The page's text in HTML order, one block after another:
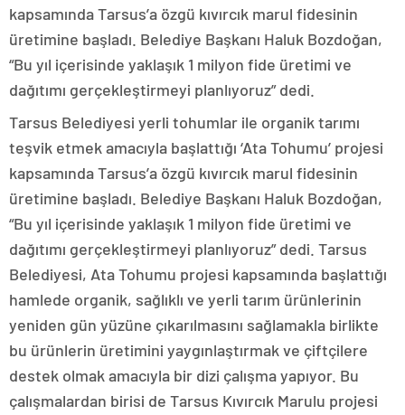
kapsamında Tarsus’a özgü kıvırcık marul fidesinin
üretimine başladı. Belediye Başkanı Haluk Bozdoğan,
“Bu yıl içerisinde yaklaşık 1 milyon fide üretimi ve
dağıtımı gerçekleştirmeyi planlıyoruz” dedi.
Tarsus Belediyesi yerli tohumlar ile organik tarımı
teşvik etmek amacıyla başlattığı ‘Ata Tohumu’ projesi
kapsamında Tarsus’a özgü kıvırcık marul fidesinin
üretimine başladı. Belediye Başkanı Haluk Bozdoğan,
“Bu yıl içerisinde yaklaşık 1 milyon fide üretimi ve
dağıtımı gerçekleştirmeyi planlıyoruz” dedi. Tarsus
Belediyesi, Ata Tohumu projesi kapsamında başlattığı
hamlede organik, sağlıklı ve yerli tarım ürünlerinin
yeniden gün yüzüne çıkarılmasını sağlamakla birlikte
bu ürünlerin üretimini yaygınlaştırmak ve çiftçilere
destek olmak amacıyla bir dizi çalışma yapıyor. Bu
çalışmalardan birisi de Tarsus Kıvırcık Marulu projesi